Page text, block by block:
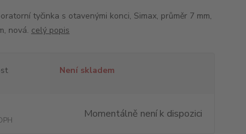
tyčinka s otavenými konci, Simax, průměr 7 mm,
nová. celý popis
Není skladem
Momentálně není k dispozici